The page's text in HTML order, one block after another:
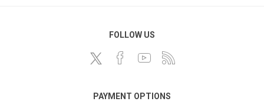
FOLLOW US
PAYMENT OPTIONS